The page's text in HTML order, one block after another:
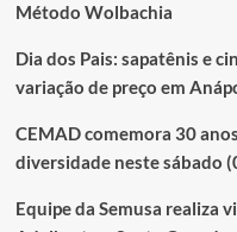
Método Wolbachia
Dia dos Pais: sapatênis e
variação de preço em
CEMAD comemora 30
diversidade neste sábado
Equipe da Semusa realiza